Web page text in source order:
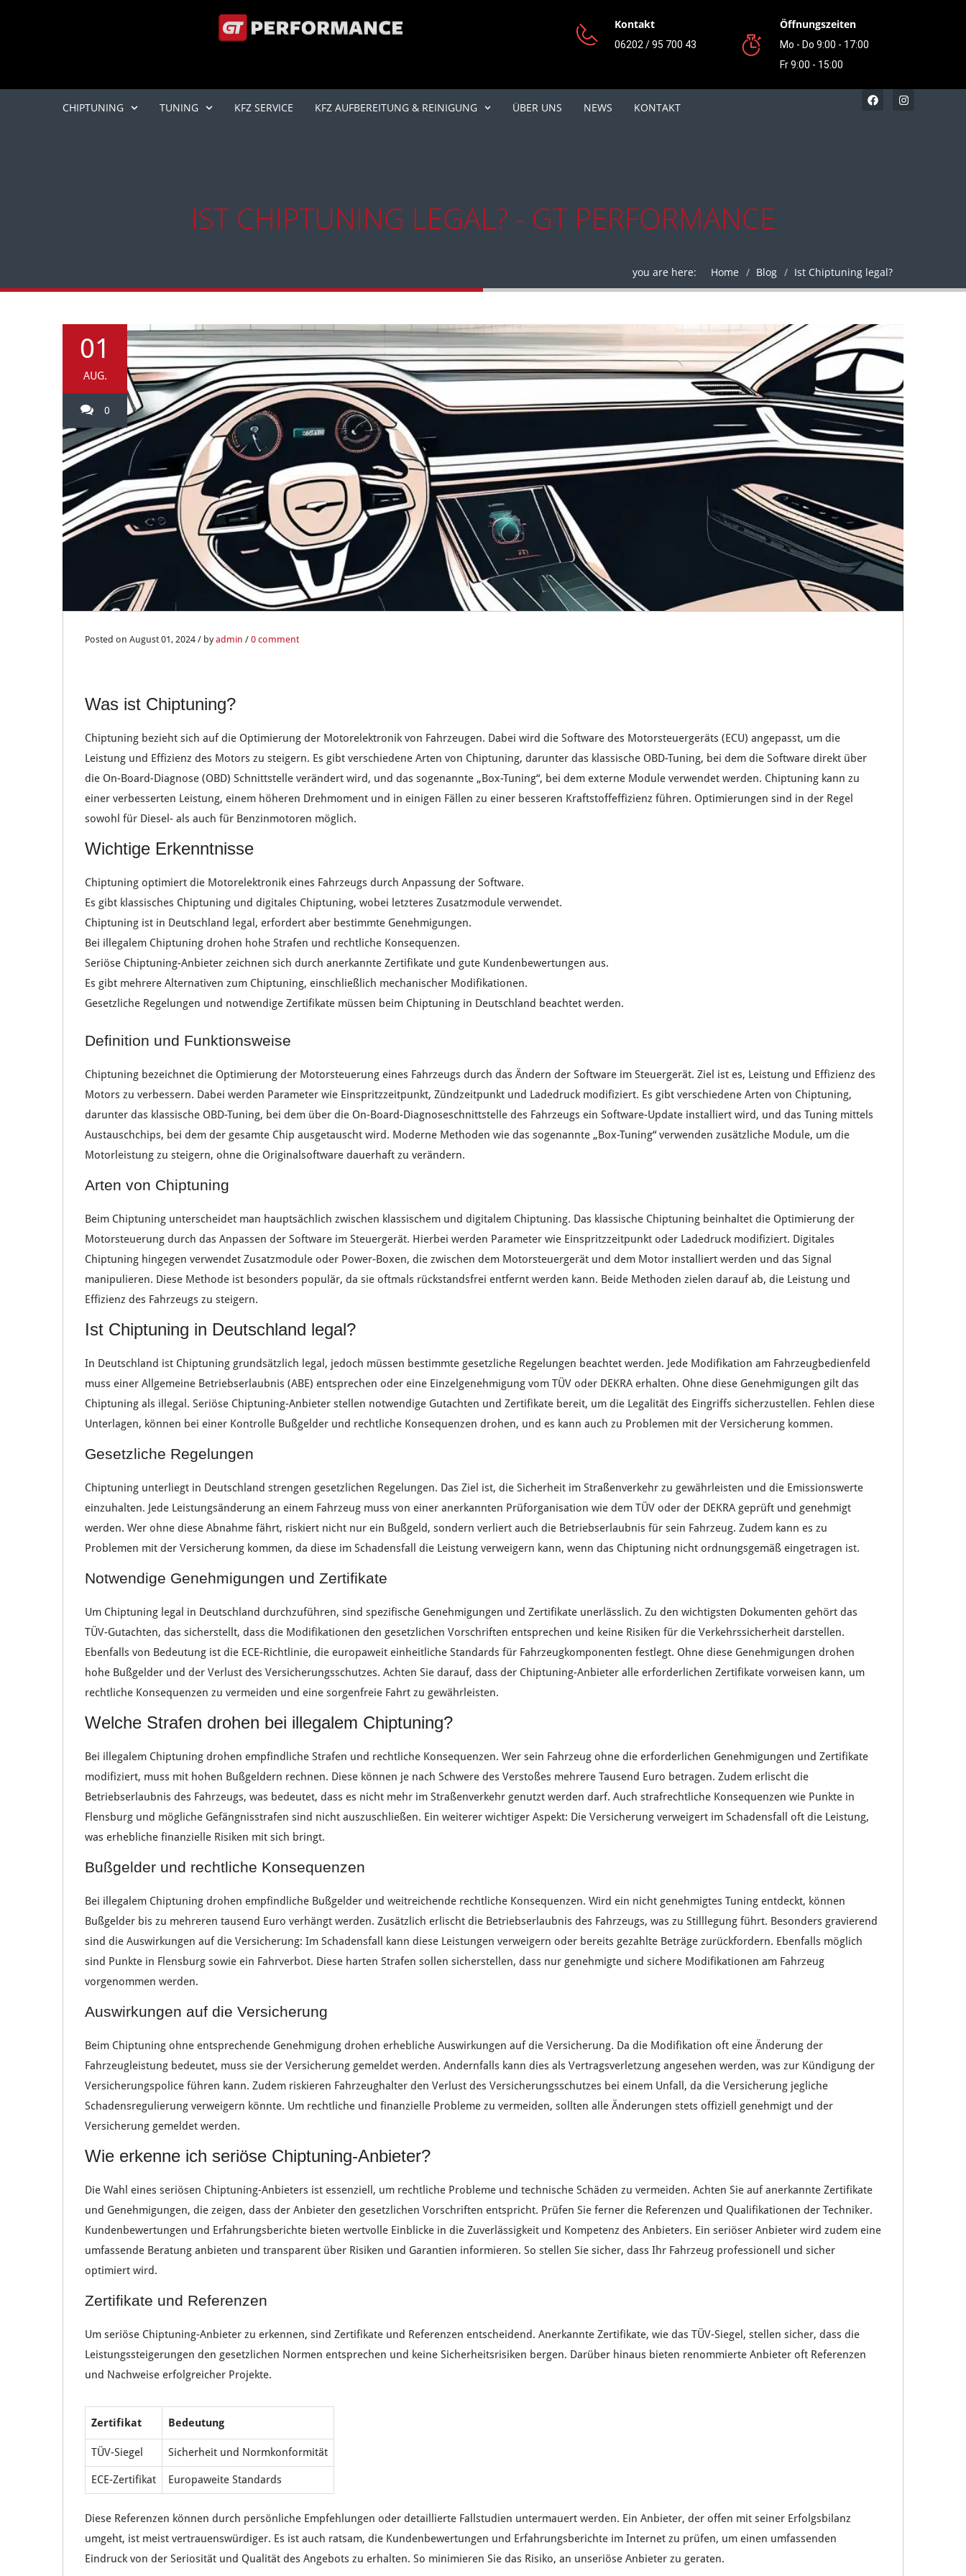
Kontakt
06202 / 95 700 43
Öffnungszeiten
Mo - Do 9:00 - 17:00
Fr 9:00 - 15:00
CHIPTUNING TUNING KFZ SERVICE KFZ AUFBEREITUNG & REINIGUNG ÜBER UNS NEWS KONTAKT
IST CHIPTUNING LEGAL? - GT PERFORMANCE
you are here: Home Blog Ist Chiptuning legal?
01
AUG.
0
Posted on August 01, 2024 / byadmin / 0 comment
Was ist Chiptuning?
Chiptuning bezieht sich auf die Optimierung der Motorelektronikvon Fahrzeugen. Dabei wird die Software des Motorsteuergeräts (ECU) angepasst, um die
Leistung und Effizienz des Motors zu steigern. Es gibt verschiedene Arten von Chiptuning, darunter das klassische OBD-Tuning, bei dem die Software direkt über
die On-Board-Diagnose (OBD) Schnittstelle verändert wird, und das sogenannte „Box-Tuning“, bei dem externe Module verwendet werden. Chiptuning kann zu
einer verbesserten Leistung, einem höheren Drehmoment und in einigen Fällen zu einer besseren Kraftstoffeffizienz führen. Optimierungen sind in der Regel
sowohl für Diesel- als auch für Benzinmotoren möglich.
Wichtige Erkenntnisse
Chiptuning optimiert die Motorelektronikeines Fahrzeugs durch Anpassung der Software.
Es gibt klassisches Chiptuning und digitales Chiptuning, wobei letzteres Zusatzmodule verwendet.
Chiptuning ist in Deutschland legal, erfordert aber bestimmte Genehmigungen.
Bei illegalem Chiptuning drohen hohe Strafen und rechtliche Konsequenzen.
Seriöse Chiptuning-Anbieter zeichnen sich durch anerkannte Zertifikate und gute Kundenbewertungen aus.
Es gibt mehrere Alternativen zum Chiptuning, einschließlich mechanischer Modifikationen.
Gesetzliche Regelungen und notwendige Zertifikate müssen beim Chiptuning in Deutschland beachtet werden.
Definition und Funktionsweise
Chiptuning bezeichnet die Optimierung der Motorsteuerung eines Fahrzeugs durch das Ändern der Software im Steuergerät. Ziel ist es, Leistung und Effizienz des
Motors zu verbessern. Dabei werden Parameter wie Einspritzzeitpunkt, Zündzeitpunkt und Ladedruckmodifiziert. Es gibt verschiedene Arten von Chiptuning,
darunter das klassische OBD-Tuning, bei dem über die On-Board-Diagnoseschnittstelle des Fahrzeugs ein Software-Update installiert wird, und das Tuning mittels
Austauschchips, bei dem der gesamte Chip ausgetauscht wird. Moderne Methoden wie das sogenannte „Box-Tuning“ verwenden zusätzliche Module, um die
Motorleistung zu steigern, ohne die Originalsoftware dauerhaft zu verändern.
Arten von Chiptuning
Beim Chiptuning unterscheidet man hauptsächlich zwischen klassischem und digitalem Chiptuning. Das klassische Chiptuning beinhaltet die Optimierung der
Motorsteuerung durch das Anpassen der Software im Steuergerät. Hierbei werden Parameter wie Einspritzzeitpunkt oder Ladedruckmodifiziert. Digitales
Chiptuning hingegen verwendet Zusatzmodule oder Power-Boxen, die zwischen dem Motorsteuergerät und dem Motor installiert werden und das Signal
manipulieren. Diese Methode ist besonders populär, da sie oftmals rückstandsfrei entfernt werden kann. Beide Methoden zielen darauf ab, die Leistung und
Effizienz des Fahrzeugs zu steigern.
Ist Chiptuning in Deutschland legal?
In Deutschland ist Chiptuning grundsätzlich legal , jedoch müssen bestimmte gesetzliche Regelungen beachtet werden. Jede Modifikation am Fahrzeugbedienfeld
muss einer Allgemeine Betriebserlaubnis (ABE) entsprechen oder eine Einzelgenehmigung vom TÜV oder DEKRA erhalten. Ohne diese Genehmigungen gilt das
Chiptuning als illegal . Seriöse Chiptuning-Anbieter stellen notwendige Gutachten und Zertifikate bereit, um die Legalität des Eingriffs sicherzustellen. Fehlen diese
Unterlagen, können bei einer Kontrolle Bußgelder und rechtliche Konsequenzen drohen, und es kann auch zu Problemen mit der Versicherung kommen.
Gesetzliche Regelungen
Chiptuning unterliegt in Deutschland strengen gesetzlichen Regelungen. Das Ziel ist, die Sicherheit im Straßenverkehr zu gewährleisten und die Emissionswerte
einzuhalten. Jede Leistungsänderung an einem Fahrzeug muss von einer anerkannten Prüforganisation wie dem TÜV oder der DEKRA geprüft und genehmigt
werden. Wer ohne diese Abnahme fährt, riskiert nicht nur ein Bußgeld, sondern verliert auch die Betriebserlaubnis für sein Fahrzeug. Zudem kann es zu
Problemen mit der Versicherung kommen, da diese im Schadensfall die Leistung verweigern kann, wenn das Chiptuning nicht ordnungsgemäß eingetragen ist.
Notwendige Genehmigungen und Zertifikate
Um Chiptuning legal in Deutschland durchzuführen, sind spezifische Genehmigungen und Zertifikate unerlässlich. Zu den wichtigsten Dokumenten gehört das
TÜV-Gutachten, das sicherstellt, dass die Modifikationen den gesetzlichen Vorschriften entsprechen und keine Risiken für die Verkehrssicherheit darstellen.
Ebenfalls von Bedeutung ist die ECE-Richtlinie, die europaweit einheitliche Standards für Fahrzeugkomponenten festlegt. Ohne diese Genehmigungen drohen
hohe Bußgelder und der Verlust des Versicherungsschutzes. Achten Sie darauf, dass der Chiptuning-Anbieter alle erforderlichen Zertifikate vorweisen kann, um
rechtliche Konsequenzen zu vermeiden und eine sorgenfreie Fahrt zu gewährleisten.
Welche Strafen drohen bei illegalem Chiptuning?
Bei illegalem Chiptuning drohen empfindliche Strafen und rechtliche Konsequenzen. Wer sein Fahrzeug ohne die erforderlichen Genehmigungen und Zertifikate
modifiziert, muss mit hohen Bußgeldern rechnen. Diese können je nach Schwere des Verstoßes mehrere Tausend Euro betragen. Zudem erlischt die
Betriebserlaubnis des Fahrzeugs, was bedeutet, dass es nicht mehr im Straßenverkehr genutzt werden darf. Auch strafrechtliche Konsequenzen wie Punkte in
Flensburg und mögliche Gefängnisstrafen sind nicht auszuschließen. Ein weiterer wichtiger Aspekt: Die Versicherung verweigert im Schadensfall oft die Leistung,
was erhebliche finanzielle Risiken mit sich bringt.
Bußgelder und rechtliche Konsequenzen
Bei illegalem Chiptuning drohen empfindliche Bußgelder und weitreichende rechtliche Konsequenzen. Wird ein nicht genehmigtes Tuning entdeckt, können
Bußgelder bis zu mehreren tausend Euro verhängt werden. Zusätzlich erlischt die Betriebserlaubnis des Fahrzeugs, was zu Stilllegung führt. Besonders gravierend
sind die Auswirkungen auf die Versicherung: Im Schadensfall kann diese Leistungen verweigern oder bereits gezahlte Beträge zurückfordern. Ebenfalls möglich
sind Punkte in Flensburg sowie ein Fahrverbot. Diese harten Strafen sollen sicherstellen, dass nur genehmigte und sichere Modifikationen am Fahrzeug
vorgenommen werden.
Auswirkungen auf die Versicherung
Beim Chiptuning ohne entsprechende Genehmigung drohen erhebliche Auswirkungen auf die Versicherung. Da die Modifikation oft eine Änderung der
Fahrzeugleistung bedeutet, muss sie der Versicherung gemeldet werden. Andernfalls kann dies als Vertragsverletzung angesehen werden, was zur Kündigung der
Versicherungspolice führen kann. Zudem riskieren Fahrzeughalter den Verlust des Versicherungsschutzes bei einem Unfall , da die Versicherung jegliche
Schadensregulierung verweigern könnte. Um rechtliche und finanzielle Probleme zu vermeiden, sollten alle Änderungen stets offiziell genehmigt und der
Versicherung gemeldet werden.
Wie erkenne ich seriöse Chiptuning-Anbieter?
Die Wahl eines seriösen Chiptuning-Anbieters ist essenziell, um rechtliche Probleme und technische Schäden zu vermeiden. Achten Sie aufanerkannte Zertifikate
und Genehmigungen, die zeigen, dass der Anbieter den gesetzlichen Vorschriften entspricht. Prüfen Sie ferner die Referenzen und Qualifikationen der Techniker.
Kundenbewertungen und Erfahrungsberichte bieten wertvolle Einblicke in die Zuverlässigkeit und Kompetenz des Anbieters. Ein seriöser Anbieter wird zudem eine
umfassende Beratung anbieten und transparent über Risiken und Garantien informieren. So stellen Sie sicher, dass Ihr Fahrzeug professionell und sicher
optimiert wird.
Zertifikate und Referenzen
Um seriöse Chiptuning-Anbieter zu erkennen, sind Zertifikate und Referenzen entscheidend. Anerkannte Zertifikate, wie das TÜV-Siegel , stellen sicher, dass die
Leistungssteigerungen den gesetzlichen Normen entsprechen und keine Sicherheitsrisiken bergen. Darüber hinaus bieten renommierte Anbieter oft Referenzen
und Nachweise erfolgreicher Projekte.
Zertifikat Bedeutung
TÜV-Siegel Sicherheit und Normkonformität
ECE-Zertifikat Europaweite Standards
Diese Referenzen können durch persönliche Empfehlungen oder detaillierte Fallstudien untermauert werden. Ein Anbieter, der offen mit seiner Erfolgsbilanz
umgeht, ist meist vertrauenswürdiger. Es ist auch ratsam, die Kundenbewertungen und Erfahrungsberichte im Internet zu prüfen, um einen umfassenden
Eindruck von der Seriosität und Qualität des Angebots zu erhalten. So minimieren Sie das Risiko, an unseriöse Anbieter zu geraten.